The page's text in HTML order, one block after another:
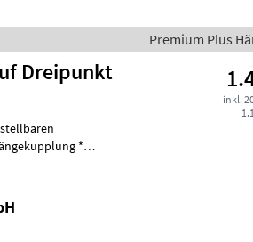
Premium Plus
Dreipunkt
inkl.
*